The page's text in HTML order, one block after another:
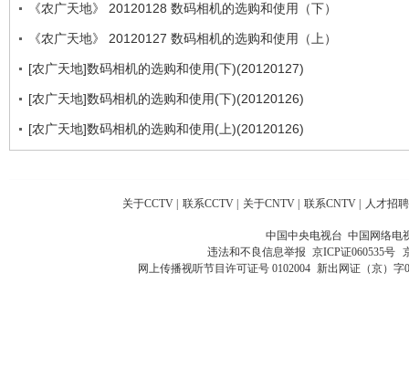
《农广天地》 20120128 数码相机的选购和使用（下）
《农广天地》 20120127 数码相机的选购和使用（上）
[农广天地]数码相机的选购和使用(下)(20120127)
[农广天地]数码相机的选购和使用(下)(20120126)
[农广天地]数码相机的选购和使用(上)(20120126)
关于CCTV 联系CCTV 关于CNTV 联系CNTV 人才招聘
中国中央电视台 中国网络电
违法和不良信息举报 京ICP证060535号
网上传播视听节目许可证号 0102004 新出网证（京）